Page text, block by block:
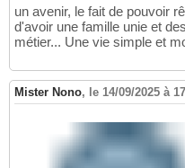
un avenir, le fait de pouvoir
d'avoir une famille unie et
métier... Une vie simple et
Mister Nono, le 14/09/2025 à